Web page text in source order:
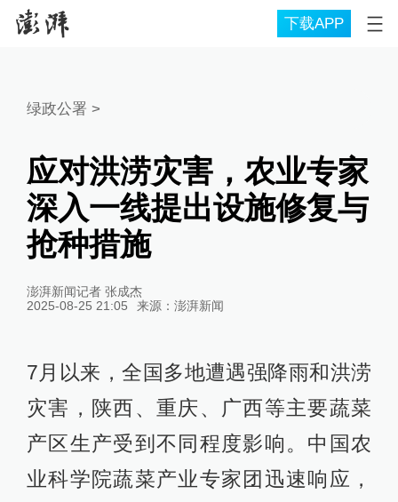
下载APP
绿政公署 >
应对洪涝灾害，农业专家
深入一线提出设施修复与
抢种措施
澎湃新闻记者 张成杰
2025-08-25 21:05
来源： 澎湃新闻
7月以来，全国多地遭遇强降雨和洪涝
灾害，陕西、重庆、广西等主要蔬菜
产区生产受到不同程度影响。中国农
业科学院蔬菜产业专家团迅速响应，